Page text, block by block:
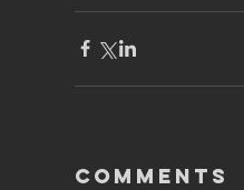
Comments